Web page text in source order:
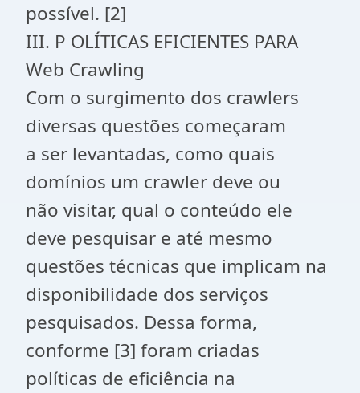
possível. [2]
III. P OLÍTICAS EFICIENTES PARA
Web Crawling
Com o surgimento dos crawlers
diversas questões começaram
a ser levantadas, como quais
domínios um crawler deve ou
não visitar, qual o conteúdo ele
deve pesquisar e até mesmo
questões técnicas que implicam na
disponibilidade dos serviços
pesquisados. Dessa forma,
conforme [3] foram criadas
políticas de eficiência na